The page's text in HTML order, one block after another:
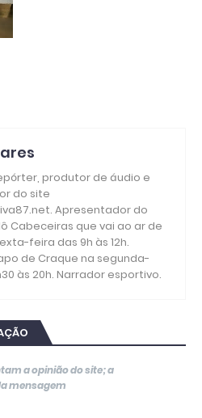
produtor de áudio e
do site
Apresentador do
Cabeceiras que vai ao ar de
feira das 9h às 12h.
de Craque na segunda-
às 20h. Narrador esportivo.
a opinião do site; a
mensagem